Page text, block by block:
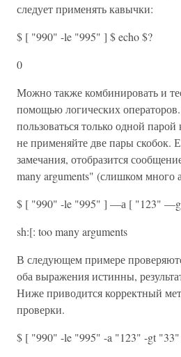
следует применять кавычки:
$ [ "990" -le "995" ] $ echo $?
0
Можно также комбинировать и
помощью логических
пользоваться только одной
не применяйте две пары скобок.
замечания, отобразится
many arguments" (слишком много
$ [ "990" -le "995" ] —а [ "123"
sh:[: too many arguments
В следующем примере
оба выражения истинны,
Ниже приводится корректный
проверки.
$ [ "990" -le "995" -a "123" -gt "33"